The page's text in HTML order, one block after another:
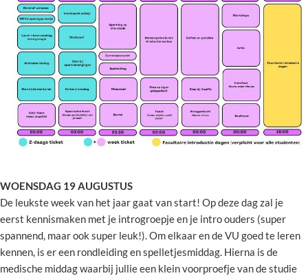
WOENSDAG 19 AUGUSTUS
De leukste week van het jaar gaat van start! Op deze dag zal je
eerst kennismaken met je introgroepje en je intro ouders (super
spannend, maar ook super leuk!). Om elkaar en de VU goed te leren
kennen, is er een rondleiding en spelletjesmiddag. Hierna is de
medische middag waarbij jullie een klein voorproefje van de studie